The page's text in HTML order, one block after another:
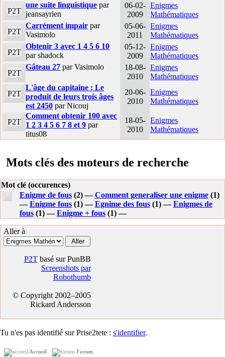
P2T
une suite linguistique par
jeansayrien
06-02-
2009
Enigmes
Mathématiques
P2T
Carrément impair par
Vasimolo
05-06-
2011
Enigmes
Mathématiques
P2T
Obtenir 3 avec 1 4 5 6 10
par shadock
05-12-
2009
Enigmes
Mathématiques
P2T
Gâteau 27 par Vasimolo
18-08-
2010
Enigmes
Mathématiques
P2T
L'âge du capitaine : Le
produit de leurs trois âges
est 2450 par Nicouj
20-06-
2010
Enigmes
Mathématiques
P2T
Comment obtenir 100 avec
1 2 3 4 5 6 7 8 et 9 par
titus08
18-05-
2010
Enigmes
Mathématiques
Mots clés des moteurs de recherche
Mot clé (occurences)
Enigme de fous(2) —Comment generaliser une enigme(1)
—Enigme fous(1) —Egnime des fous(1) —Enigmes de
fous(1) —Enigme + fous(1) —
Aller à
P2Tbasé sur PunBB
Screenshots par
Robothumb
© Copyright 2002–2005
Rickard Andersson
Tu n'es pas identifié sur Prise2tete : s'identifier.
Accueil Forum